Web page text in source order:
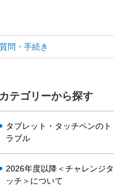
問・手続き
カテゴリーから探す
タブレット・タッチペンのト
ラブル
2026年度以降＜チャレンジタ
ッチ＞について